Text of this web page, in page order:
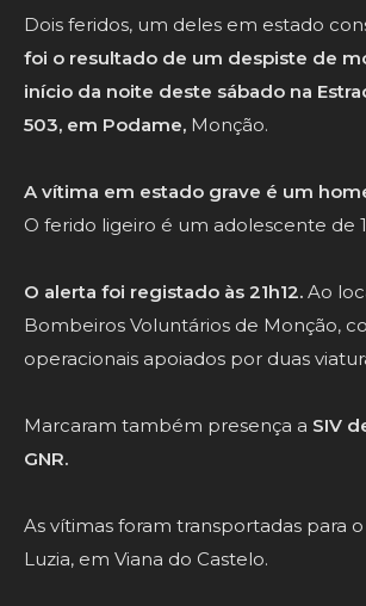
Dois feridos, um deles em estado
foi o resultado de um despiste de
início da noite deste sábado na
503, em Podame, Monção.
A vítima em estado grave é um
O ferido ligeiro é um adolescente de
O alerta foi registado às 21h12. Ao
Bombeiros Voluntários de Monção,
operacionais apoiados por duas
Marcaram também presença a SIV
GNR.
As vítimas foram transportadas para
Luzia, em Viana do Castelo.